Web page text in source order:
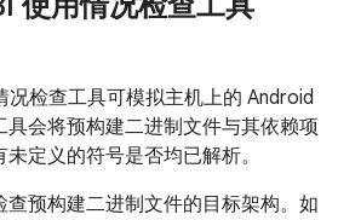
况检查工具可模拟主机上的 Android
会将预构建二进制文件与其依赖项
定义的符号是否均已解析。
预构建二进制文件的目标架构。如